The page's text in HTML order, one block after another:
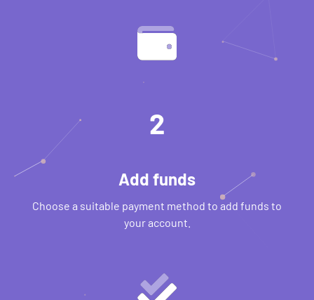
2
Add funds
Choose a suitable payment method to add funds to
your account.